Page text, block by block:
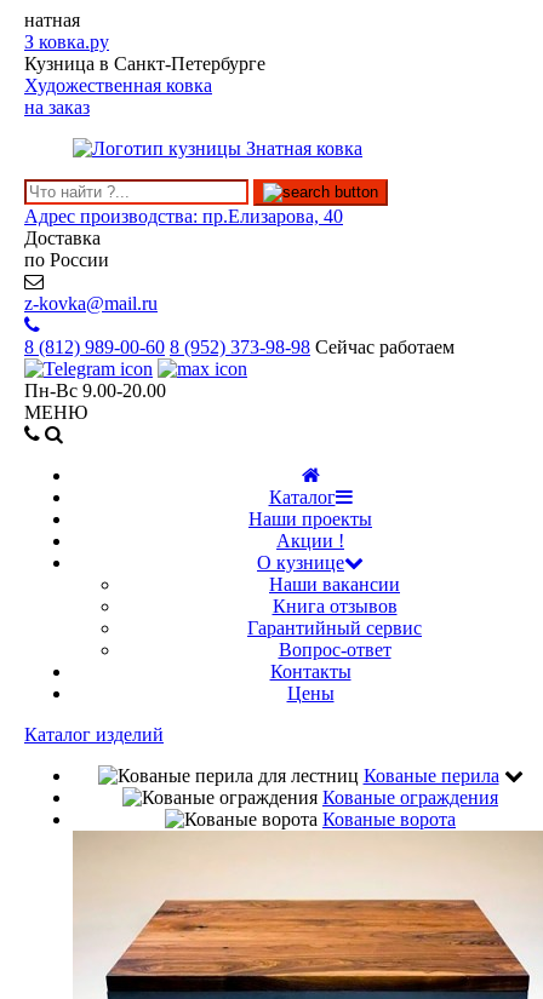
натная
З ковка.ру
Кузница в Санкт-Петербурге
Художественная ковка
на заказ
Адрес производства: пр.Елизарова, 40
Доставка
по России
z-kovka@mail.ru
8 (812) 989-00-60 8 (952) 373-98-98 Сейчас работаем
Пн-Вс 9.00-20.00
МЕНЮ
Каталог
Наши проекты
Акции !
О кузнице
Наши вакансии
Книга отзывов
Гарантийный сервис
Вопрос-ответ
Контакты
Цены
Каталог изделий
Кованые перила
Кованые ограждения
Кованые ворота